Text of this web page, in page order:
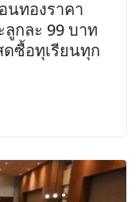
นทองราคา
กละ 99 บาท
ซื้อทุเรียนทุก